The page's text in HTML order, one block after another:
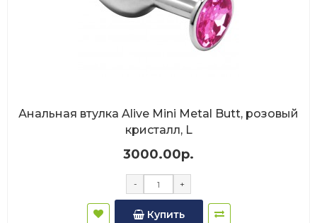
Анальная втулка Alive Mini Metal Butt, розовый
кристалл, L
3000.00р.
- +
Купить